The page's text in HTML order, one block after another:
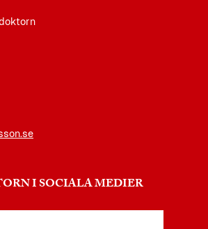
I SOCIALA MEDIER